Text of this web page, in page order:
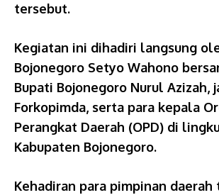
tersebut.
Kegiatan ini dihadiri langsung
Bojonegoro Setyo Wahono
Bupati Bojonegoro Nurul Azizah,
Forkopimda, serta para kepala
Perangkat Daerah (OPD) di
Kabupaten Bojonegoro.
Kehadiran para pimpinan daerah